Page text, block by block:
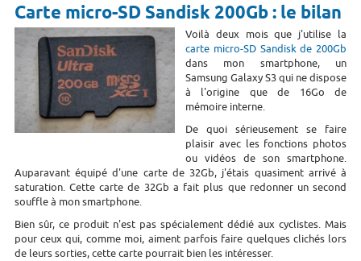
Carte micro-SD Sandisk 200Gb : le bilan
Voilà deux mois que j'utilise la
carte micro-SD Sandisk de 200Gb
dans mon smartphone, un
Samsung Galaxy S3 qui ne dispose
à l'origine que de 16Go de
mémoire interne.
De quoi sérieusement se faire
plaisir avec les fonctions photos
ou vidéos de son smartphone.
Auparavant équipé d'une carte de 32Gb, j'étais quasiment arrivé à
saturation. Cette carte de 32Gb a fait plus que redonner un second
souffle à mon smartphone.
Bien sûr, ce produit n'est pas spécialement dédié aux cyclistes. Mais
pour ceux qui, comme moi, aiment parfois faire quelques clichés lors
de leurs sorties, cette carte pourrait bien les intéresser.